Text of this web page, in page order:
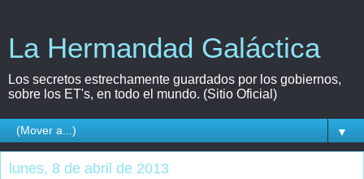
La Hermandad Galáctica
Los secretos estrechamente guardados por los gobiernos,
sobre los ET's, en todo el mundo. (Sitio Oficial)
▼
lunes, 8 de abril de 2013